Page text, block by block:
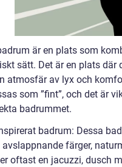
är en plats som
sätt. Det är en plats
atmosfär av lyx och
som ”fint”, och det är
badrummet.
badrum: Dessa
färger,
oftast en jacuzzi, dusch